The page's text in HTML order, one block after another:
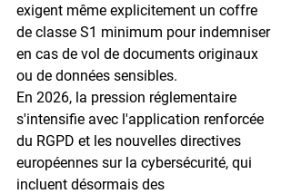
exigent même explicitement un coffre
de classe S1 minimum pour indemniser
en cas de vol de documents originaux
ou de données sensibles.
En 2026, la pression réglementaire
s'intensifie avec l'application renforcée
du RGPD et les nouvelles directives
européennes sur la cybersécurité, qui
incluent désormais des